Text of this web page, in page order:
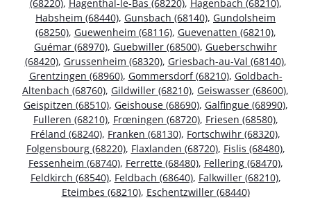
(68220), Hagenthal-le-Bas (68220), Hagenbach (68210),
Habsheim (68440), Gunsbach (68140), Gundolsheim
(68250), Guewenheim (68116), Guevenatten (68210),
Guémar (68970), Guebwiller (68500), Gueberschwihr
(68420), Grussenheim (68320), Griesbach-au-Val (68140),
Grentzingen (68960), Gommersdorf (68210), Goldbach-
Altenbach (68760), Gildwiller (68210), Geiswasser (68600),
Geispitzen (68510), Geishouse (68690), Galfingue (68990),
Fulleren (68210), Frœningen (68720), Friesen (68580),
Fréland (68240), Franken (68130), Fortschwihr (68320),
Folgensbourg (68220), Flaxlanden (68720), Fislis (68480),
Fessenheim (68740), Ferrette (68480), Fellering (68470),
Feldkirch (68540), Feldbach (68640), Falkwiller (68210),
Eteimbes (68210), Eschentzwiller (68440)